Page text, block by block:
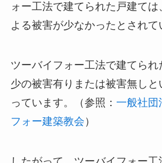
ォー工法で建てられた戸建て
よる被害が少なかったとされて
ツーバイフォー工法で建てら
少の被害有りまたは被害無し
っています。（参照： 一般社団
フォー建築教会 ）